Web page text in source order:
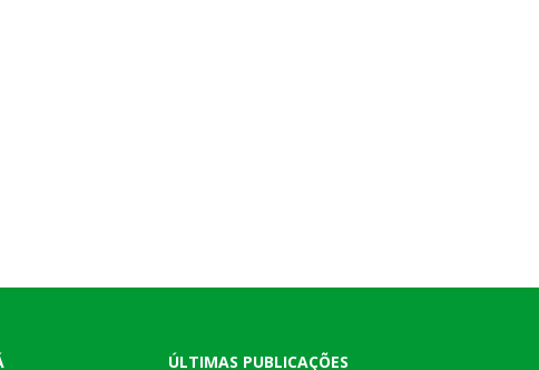
ÚLTIMAS PUBLICAÇÕES